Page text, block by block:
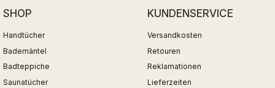
SHOP
Handtücher
Bademäntel
Badteppiche
Saunatücher
KUNDENSERVICE
Versandkosten
Retouren
Reklamationen
Lieferzeiten